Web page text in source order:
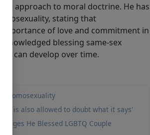
approach to moral doctrine. He has
stating that
of love and commitment in
blessing same-sex
can develop over time.
homosexuality
is also allowed to doubt what it says'
He Blessed LGBTQ Couple